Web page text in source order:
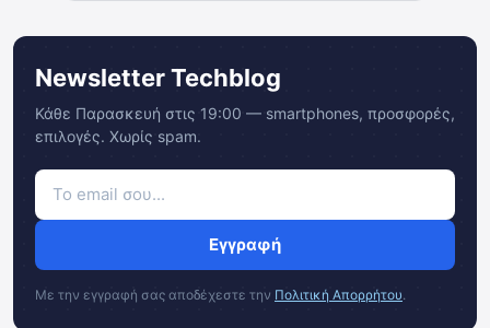
Newsletter Techblog
Κάθε Παρασκευή στις 19:00 — smartphones, προσφορές,
επιλογές. Χωρίς spam.
Εγγραφή
Με την εγγραφή σας αποδέχεστε την Πολιτική Απορρήτου.